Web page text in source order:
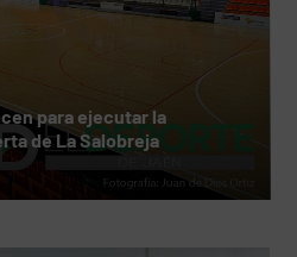
para ejecutar la
de La Salobreja